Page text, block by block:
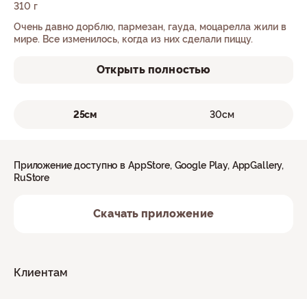
310 г
Очень давно дорблю, пармезан, гауда, моцарелла жили в
мире. Все изменилось, когда из них сделали пиццу.
Открыть полностью
25см 30см
Клиентам
Приложение доступно в AppStore, Google Play, AppGallery,
RuStore
Скачать приложение